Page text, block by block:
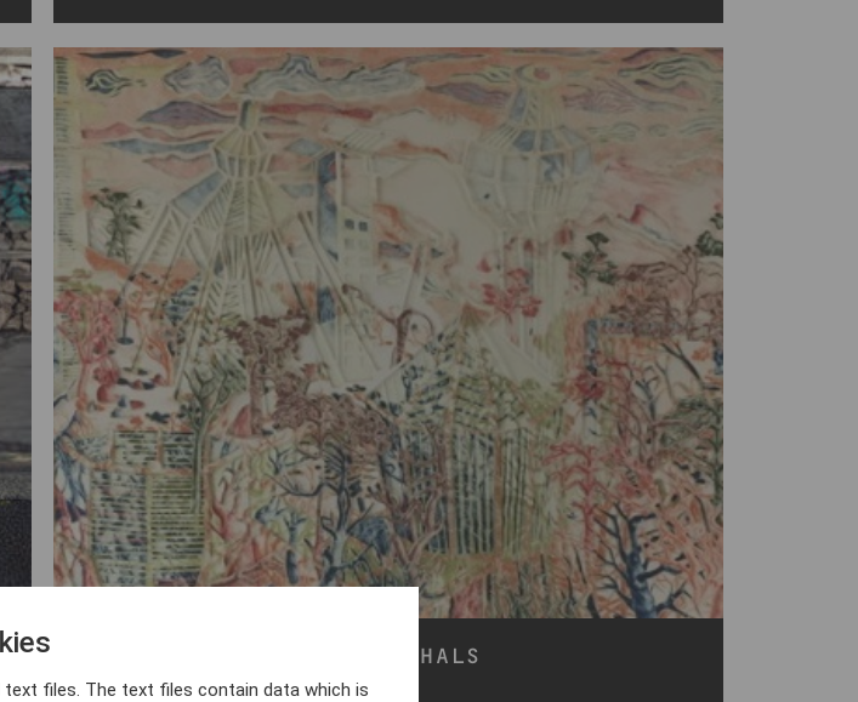
ELLISIF HALS
files. The text files contain data which is